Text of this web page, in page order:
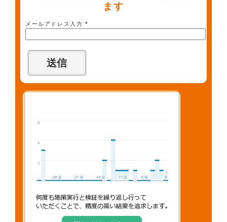
ます
メールアドレス入力 *